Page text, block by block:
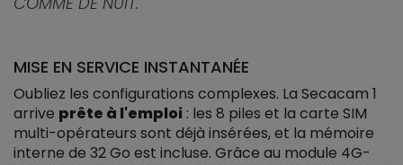
MISE EN SERVICE INSTANTANÉE
Oubliez les configurations complexes. La Secacam 1
arrive prête à l'emploi : les 8 piles et la carte SIM
multi-opérateurs sont déjà insérées, et la mémoire
interne de 32 Go est incluse. Grâce au module 4G-